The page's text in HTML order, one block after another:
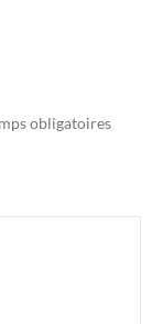
obligatoires